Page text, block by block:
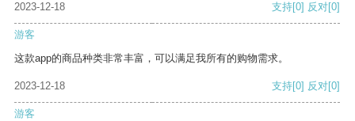
2023-12-18 支持[0] 反对[0]
游客
这款app的商品种类非常丰富，可以满足我所有的购物需求。
2023-12-18 支持[0] 反对[0]
游客